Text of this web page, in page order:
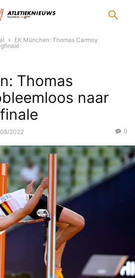
EK München: Thomas Carmoy
Thomas
naar
2022 0